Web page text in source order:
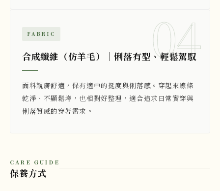
04
FABRIC
合成纖維（仿羊毛）｜俐落有型、輕鬆駕馭
面料親膚舒適，保有適中的挺度與俐落感。穿起來線條
乾淨、不顯鬆垮，也相對好整理，適合追求日常實穿與
俐落質感的穿著需求。
CARE GUIDE
保養方式